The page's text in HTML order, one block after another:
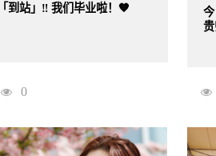
「到站」‼ 我们毕业啦！🧡
0
今